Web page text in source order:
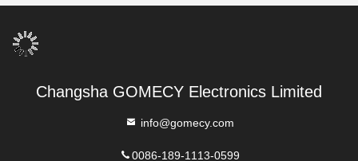
Changsha GOMECY Electronics Limited
info@gomecy.com
0086-189-1113-0599